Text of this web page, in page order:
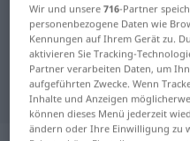
Spanisch-
"astilla"
"astilla"
Wir und unsere716-Partner
personenbezogene Daten wie
Kennungen auf Ihrem Gerät zu.
aktivieren Sie Tracking-
Partner verarbeiten Daten, um
aufgeführten Zwecke. Wenn
Inhalte und Anzeigen
können dieses Menü jederzeit
ändern oder Ihre Einwilligung zu